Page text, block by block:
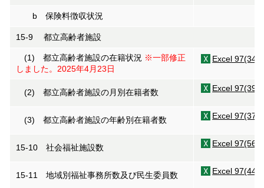
b 保険料徴収状況
15-9 都立高齢者施設
(1) 都立高齢者施設の在籍状況 ※一部修正
しました。2025年4月23日
Excel
(2) 都立高齢者施設の月別在籍者数 Excel
(3) 都立高齢者施設の年齢別在籍者数 Excel
15-10 社会福祉施設数 Excel
15-11 地域別福祉事務所数及び民生委員数 Excel